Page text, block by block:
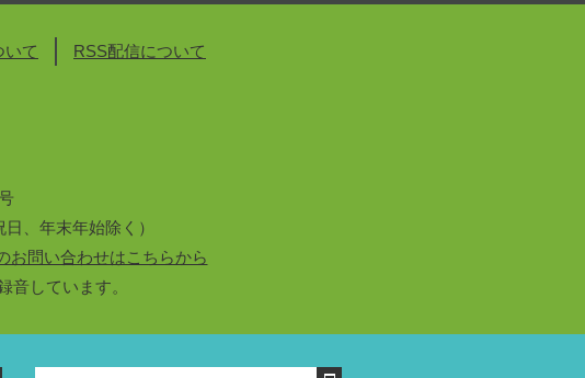
いて RSS配信について
、年末年始除く）
お問い合わせはこちらから
音しています。